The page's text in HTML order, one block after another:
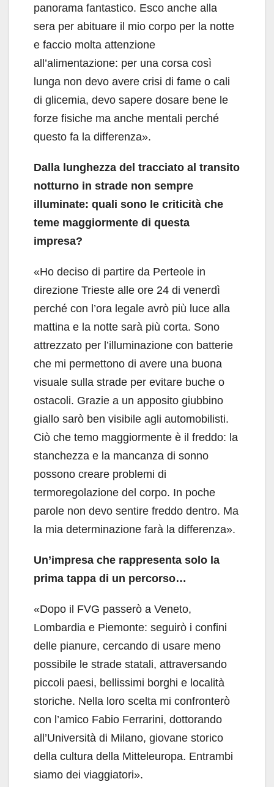
panorama fantastico. Esco anche alla
sera per abituare il mio corpo per la notte
e faccio molta attenzione
all’alimentazione: per una corsa così
lunga non devo avere crisi di fame o cali
di glicemia, devo sapere dosare bene le
forze fisiche ma anche mentali perché
questo fa la differenza».
Dalla lunghezza del tracciato al transito
notturno in strade non sempre
illuminate: quali sono le criticità che
teme maggiormente di questa
impresa?
«Ho deciso di partire da Perteole in
direzione Trieste alle ore 24 di venerdì
perché con l’ora legale avrò più luce alla
mattina e la notte sarà più corta. Sono
attrezzato per l’illuminazione con batterie
che mi permettono di avere una buona
visuale sulla strade per evitare buche o
ostacoli. Grazie a un apposito giubbino
giallo sarò ben visibile agli automobilisti.
Ciò che temo maggiormente è il freddo: la
stanchezza e la mancanza di sonno
possono creare problemi di
termoregolazione del corpo. In poche
parole non devo sentire freddo dentro. Ma
la mia determinazione farà la differenza».
Un’impresa che rappresenta solo la
prima tappa di un percorso…
«Dopo il FVG passerò a Veneto,
Lombardia e Piemonte: seguirò i confini
delle pianure, cercando di usare meno
possibile le strade statali, attraversando
piccoli paesi, bellissimi borghi e località
storiche. Nella loro scelta mi confronterò
con l’amico Fabio Ferrarini, dottorando
all’Università di Milano, giovane storico
della cultura della Mitteleuropa. Entrambi
siamo dei viaggiatori».